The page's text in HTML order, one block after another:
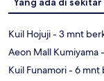
Kuil Hojuji- 3 mnt
Aeon Mall Kumiyama
Kuil Funamori- 6 mnt